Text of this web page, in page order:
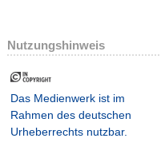
Nutzungshinweis
Das Medienwerk ist im
Rahmen des deutschen
Urheberrechts nutzbar.